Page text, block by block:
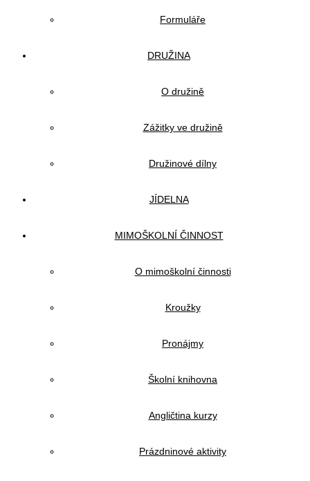
Formuláře
DRUŽINA
O družině
Zážitky ve družině
Družinové dílny
JÍDELNA
MIMOŠKOLNÍ ČINNOST
O mimoškolní činnosti
Kroužky
Pronájmy
Školní knihovna
Angličtina kurzy
Prázdninové aktivity